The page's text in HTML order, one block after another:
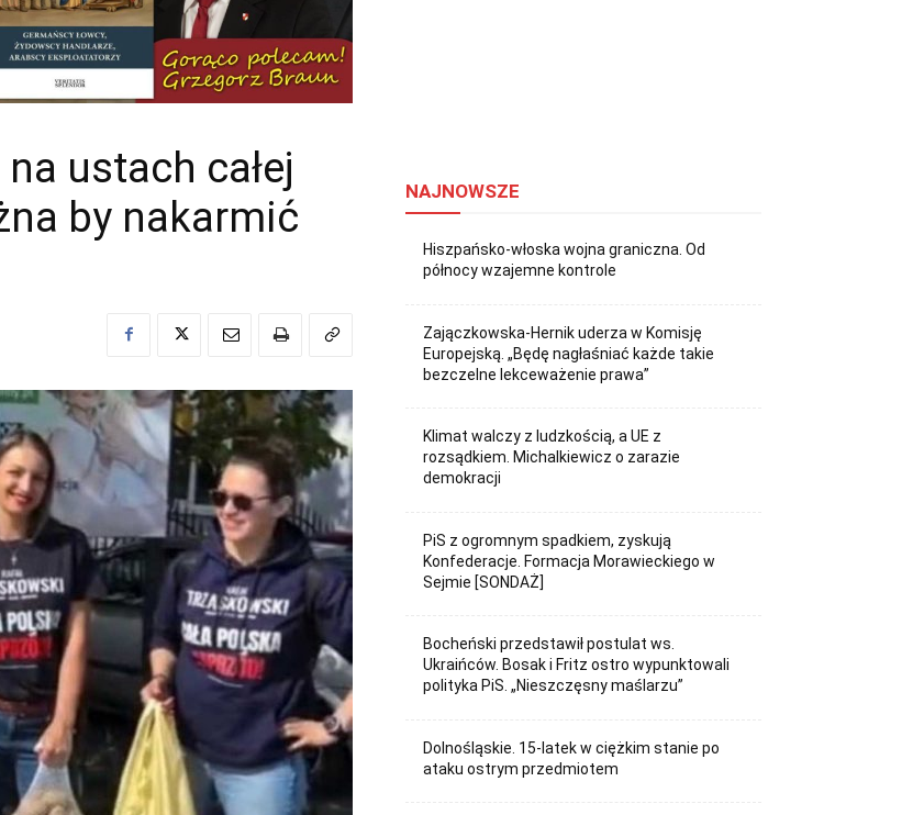
ustach całej
by nakarmić
NAJNOWSZE
Hiszpańsko-włoska wojna graniczna. Od
północy wzajemne kontrole
Zajączkowska-Hernik uderza w Komisję
Europejską. „Będę nagłaśniać każde takie
bezczelne lekceważenie prawa”
Klimat walczy z ludzkością, a UE z
rozsądkiem. Michalkiewicz o zarazie
demokracji
PiS z ogromnym spadkiem, zyskują
Konfederacje. Formacja Morawieckiego w
Sejmie [SONDAŻ]
Bocheński przedstawił postulat ws.
Ukraińców. Bosak i Fritz ostro wypunktowali
polityka PiS. „Nieszczęsny maślarzu”
Dolnośląskie. 15-latek w ciężkim stanie po
ataku ostrym przedmiotem